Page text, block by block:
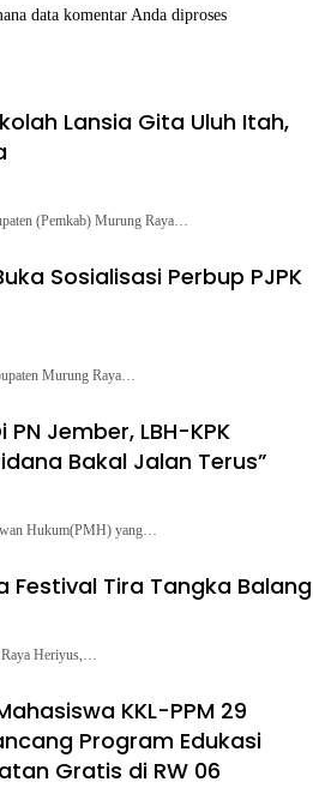
data komentar Anda diproses
Lansia Gita Uluh Itah,
(Pemkab) Murung Raya…
Sosialisasi Perbup PJPK
Murung Raya…
Jember, LBH-KPK
Bakal Jalan Terus”
Hukum(PMH) yang…
Festival Tira Tangka Balang
Heriyus,…
KKL-PPM 29
Program Edukasi
Gratis di RW 06